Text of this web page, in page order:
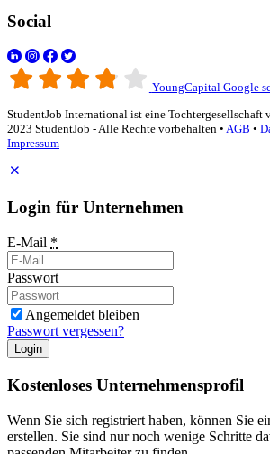
Social
YoungCapital Google
StudentJob International ist eine Tochtergesellschaft
2023 StudentJob - Alle Rechte vorbehalten • AGB •
Impressum
Login für Unternehmen
E-Mail *
Passwort
Angemeldet bleiben
Passwort vergessen?
Login
Kostenloses Unternehmensprofil
Wenn Sie sich registriert haben, können Sie
erstellen. Sie sind nur noch wenige Schritte